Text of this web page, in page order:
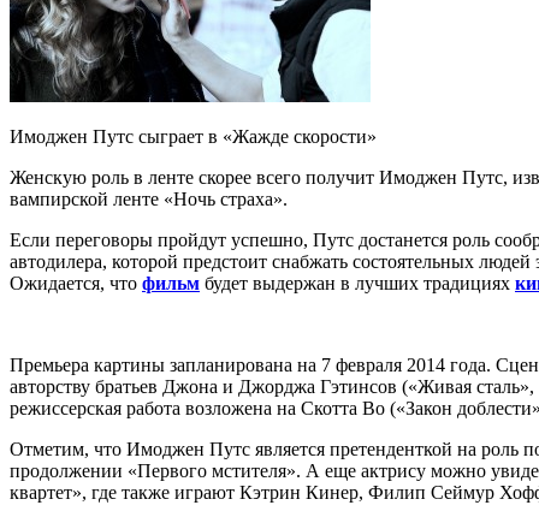
Имоджен Путс сыграет в «Жажде скорости»
Женскую роль в ленте скорее всего получит Имоджен Путс,
вампирской ленте «Ночь страха».
Если переговоры пройдут успешно, Путс достанется роль
автодилера, которой предстоит снабжать состоятельных
Ожидается, что фильм будет выдержан в лучших традициях
Премьера картины запланирована на 7 февраля 2014 года.
авторству братьев Джона и Джорджа Гэтинсов («Живая сталь»,
режиссерская работа возложена на Скотта Во («Закон
Отметим, что Имоджен Путс является претенденткой на роль
продолжении «Первого мстителя». А еще актрису можно
квартет», где также играют Кэтрин Кинер, Филип Сеймур